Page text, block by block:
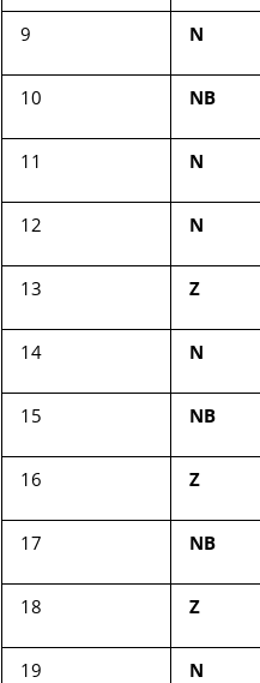
9 N
10 NB
11 N
12 N
13 Z
14 N
15 NB
16 Z
17 NB
18 Z
19 N